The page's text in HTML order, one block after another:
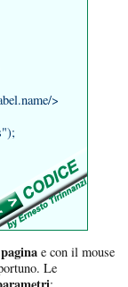
>
e con il mouse
Le